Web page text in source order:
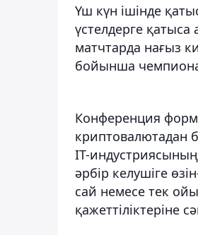
Үш күн ішінде
үстелдерге
матчтарда нағыз
бойынша
Конференция
криптовалютадан
IT-индустриясының
әрбір келушіге
сай немесе тек
қажеттіліктеріне